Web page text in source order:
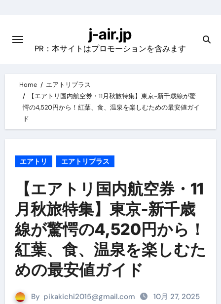
content
j-air.jp
PR：本サイトはプロモーションを含みます
Home
エアトリプラス
【エアトリ国内航空券・11月秋旅特集】東京-新千歳線が驚
愕の4,520円から！紅葉、食、温泉を楽しむための最安値ガイ
ド
エアトリ エアトリプラス
【エアトリ国内航空券・11
月秋旅特集】東京-新千歳
線が驚愕の4,520円から！
紅葉、食、温泉を楽しむた
めの最安値ガイド
By pikakichi2015@gmail.com
10月 27, 2025